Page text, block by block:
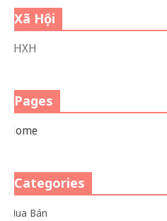
Xã Hội
VHXH
Pages
Home
Categories
Mua Bán